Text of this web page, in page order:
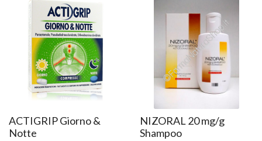
ACTIGRIP Giorno &
Notte
NIZORAL 20 mg/g
Shampoo